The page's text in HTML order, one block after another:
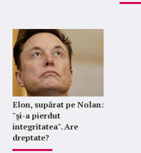
Elon, supărat pe Nolan:
"şi-a pierdut
integritatea". Are
dreptate?